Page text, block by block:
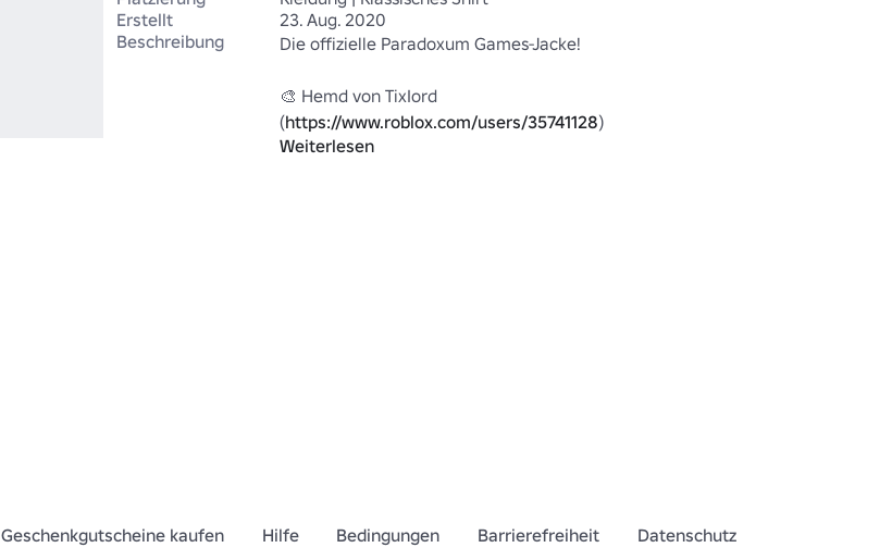
Erstellt
23. Aug. 2020
Beschreibung
Die offizielle Paradoxum Games-Jacke!
🎨 Hemd von TixIord
(https://www.roblox.com/users/35741128)
Weiterlesen
Geschenkgutscheine kaufen Hilfe Bedingungen Barrierefreiheit Datenschutz